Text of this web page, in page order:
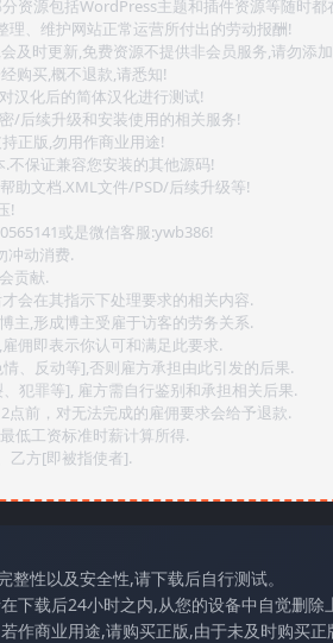
资源包括WordPress主题和插件资源等随时都
、维护网站正常运营所付出的劳动报酬!
及时更新,免费资源不提供非会员服务,请勿添
购买,概不退款,请悉知!
汉化后的简体汉化进行测试!
/后续升级和安装使用的相关服务!
正版,勿用作商业用途!
不保证兼容您安装的其他源码!
助文档.XML文件/PSD/后续升级等!
!
或是微信客服:ywb386!
冲动消费.
贡献.
会在其指示下处理要求的相关内容.
主,形成博主受雇于访客的劳务关系.
佣即表示你认可和满足此要求.
、反动等],否则雇方承担由此引发的后果.
犯罪等], 雇方需自行鉴别和承担相关后果.
前，对无法完成的雇佣要求会给予退款.
低工资标准时薪计算所得.
乙方[即被指使者].
性以及安全性,请下载后自行测试。
载后24小时之内,从您的设备中自觉删除
商业用途,请购买正版,由于未及时购买正